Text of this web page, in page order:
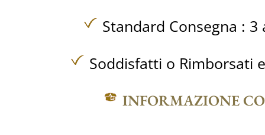
Standard Consegna : 3
Soddisfatti o Rimborsati
INFORMAZIONE